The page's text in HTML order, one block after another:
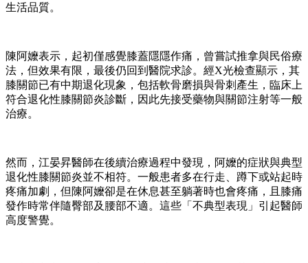
生活品質。
陳阿嬤表示，起初僅感覺膝蓋隱隱作痛，曾嘗試推拿與民俗療
法，但效果有限，最後仍回到醫院求診。經X光檢查顯示，其
膝關節已有中期退化現象，包括軟骨磨損與骨刺產生，臨床上
符合退化性膝關節炎診斷，因此先接受藥物與關節注射等一般
治療。
然而，江晏昇醫師在後續治療過程中發現，阿嬤的症狀與典型
退化性膝關節炎並不相符。一般患者多在行走、蹲下或站起時
疼痛加劇，但陳阿嬤卻是在休息甚至躺著時也會疼痛，且膝痛
發作時常伴隨臀部及腰部不適。這些「不典型表現」引起醫師
高度警覺。